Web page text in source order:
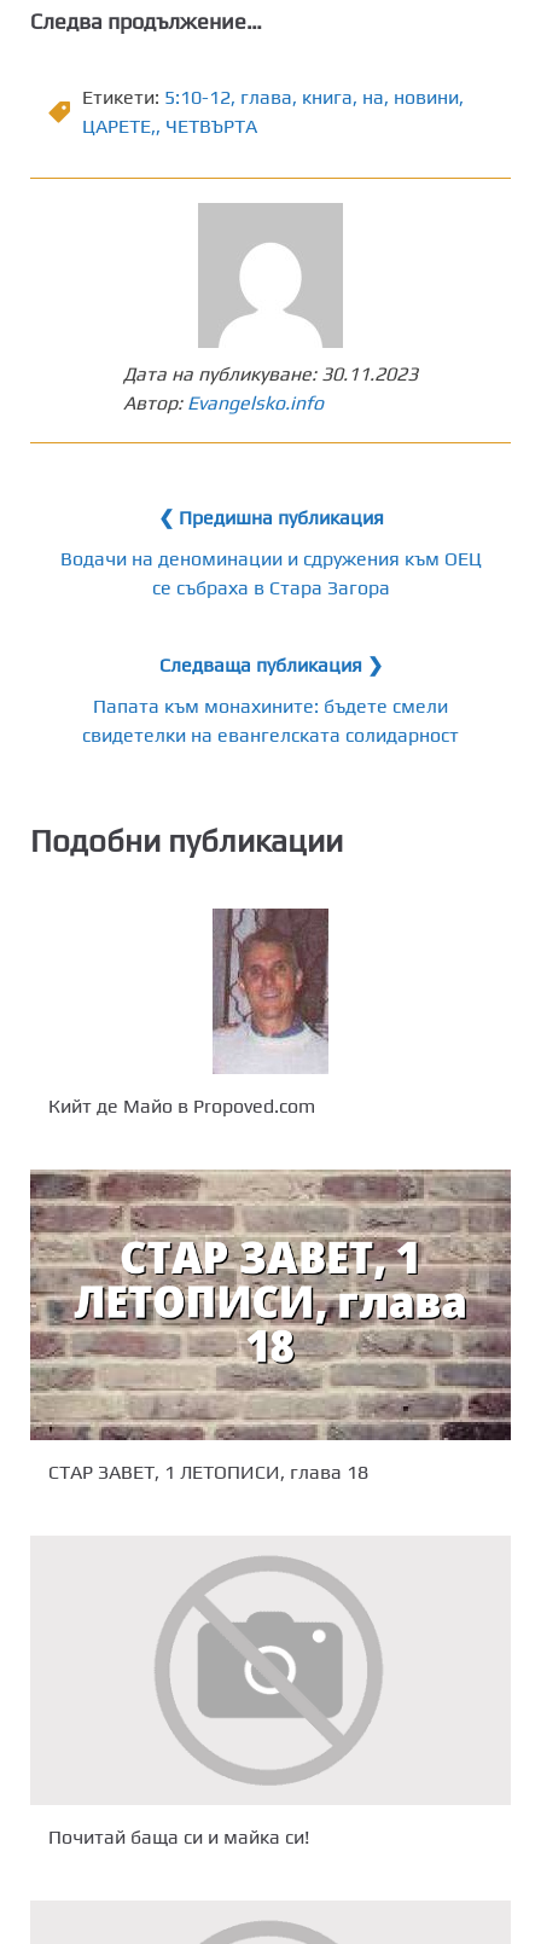
Следва продължение…
Етикети: 5:10-12, глава, книга, на, новини,
ЦАРЕТЕ,, ЧЕТВЪРТА
Дата на публикуване: 30.11.2023
Автор: Evangelsko.info
❮ Предишна публикация
Водачи на деноминации и сдружения към ОЕЦ
се събраха в Стара Загора
Следваща публикация ❯
Папата към монахините: бъдете смели
свидетелки на евангелската солидарност
Подобни публикации
Кийт де Майо в Propoved.com
СТАР ЗАВЕТ, 1 ЛЕТОПИСИ, глава 18
Почитай баща си и майка си!